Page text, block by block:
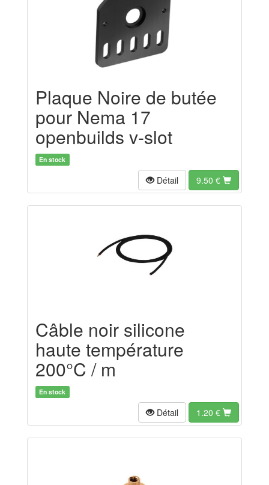
Plaque Noire de butée
pour Nema 17
openbuilds v-slot
En stock
Détail 9.50 €
Câble noir silicone
haute température
200°C / m
En stock
Détail 1.20 €